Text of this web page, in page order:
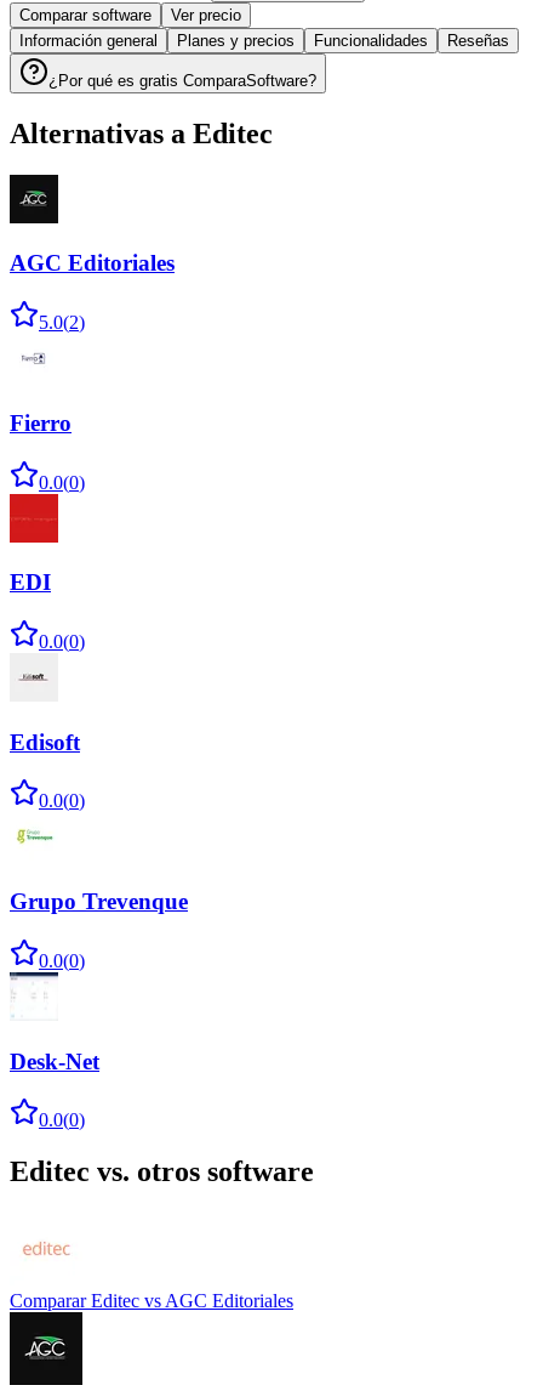
Comparar software
Ver precio
Información general
Planes y precios Funcionalidades Reseñas
¿Por qué es gratis ComparaSoftware?
Alternativas a Editec
AGC Editoriales
5.0(2)
Fierro
0.0(0)
EDI
0.0(0)
Edisoft
0.0(0)
Grupo Trevenque
0.0(0)
Desk-Net
0.0(0)
Editec vs. otros software
Comparar Editec vs AGC Editoriales